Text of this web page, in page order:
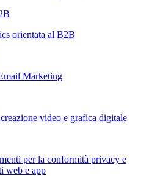
orientata al B2B
Marketing
video e grafica digitale
per la conformità privacy e
web e app